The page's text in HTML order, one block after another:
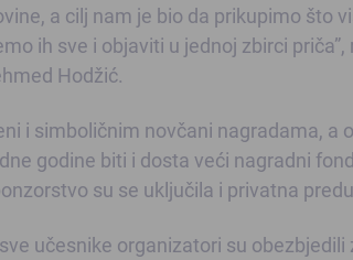
a cilj nam je bio da prikupimo što
ih sve i objaviti u jednoj zbirci
Hodžić.
i simboličnim novčani nagradama, a
godine biti i dosta veći nagradni
su se uključila i privatna
učesnike organizatori su obezbjedili